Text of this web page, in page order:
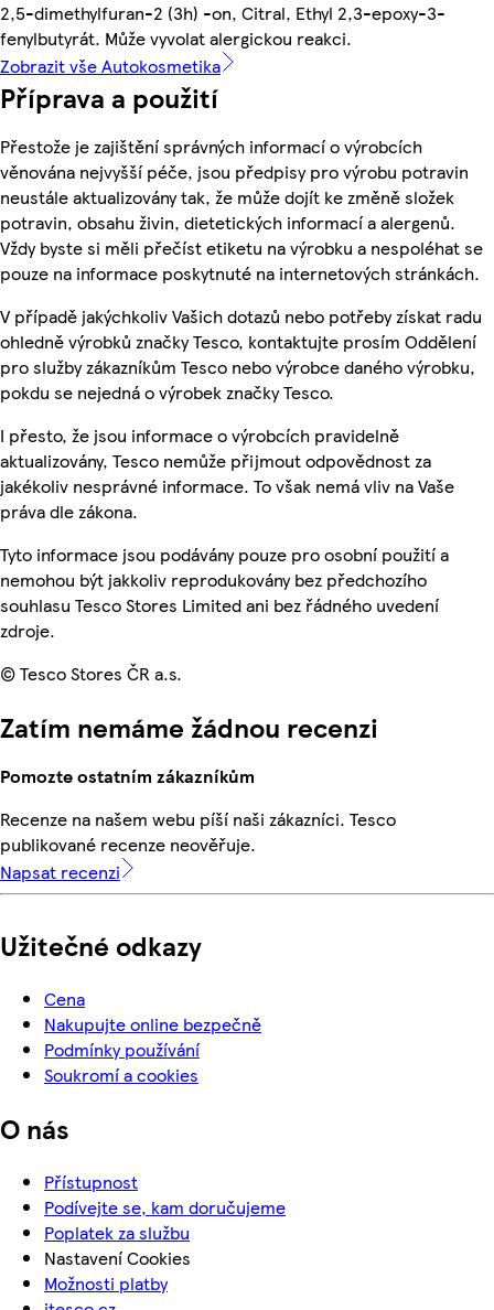
2,5-dimethylfuran-2 (3h) -on, Citral, Ethyl 2,3-epoxy-3-
fenylbutyrát. Může vyvolat alergickou reakci.
Zobrazit vše Autokosmetika
Příprava a použití
Přestože je zajištění správných informací o výrobcích
věnována nejvyšší péče, jsou předpisy pro výrobu potravin
neustále aktualizovány tak, že může dojít ke změně složek
potravin, obsahu živin, dietetických informací a alergenů.
Vždy byste si měli přečíst etiketu na výrobku a nespoléhat se
pouze na informace poskytnuté na internetových stránkách.
V případě jakýchkoliv Vašich dotazů nebo potřeby získat radu
ohledně výrobků značky Tesco, kontaktujte prosím Oddělení
pro služby zákazníkům Tesco nebo výrobce daného výrobku,
pokdu se nejedná o výrobek značky Tesco.
I přesto, že jsou informace o výrobcích pravidelně
aktualizovány, Tesco nemůže přijmout odpovědnost za
jakékoliv nesprávné informace. To však nemá vliv na Vaše
práva dle zákona.
Tyto informace jsou podávány pouze pro osobní použití a
nemohou být jakkoliv reprodukovány bez předchozího
souhlasu Tesco Stores Limited ani bez řádného uvedení
zdroje.
© Tesco Stores ČR a.s.
Zatím nemáme žádnou recenzi
Pomozte ostatním zákazníkům
Recenze na našem webu píší naši zákazníci. Tesco
publikované recenze neověřuje.
Napsat recenzi
Užitečné odkazy
Cena
Nakupujte online bezpečně
Podmínky používání
Soukromí a cookies
O nás
Přístupnost
Podívejte se, kam doručujeme
Poplatek za službu
Nastavení Cookies
Možnosti platby